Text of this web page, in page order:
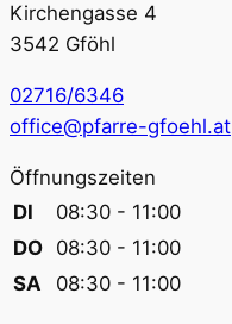
Kirchengasse 4
3542 Gföhl
02716/6346
office@pfarre-gfoehl.at
Öffnungszeiten
DI
08:30 - 11:00
DO 08:30 - 11:00
SA
08:30 - 11:00